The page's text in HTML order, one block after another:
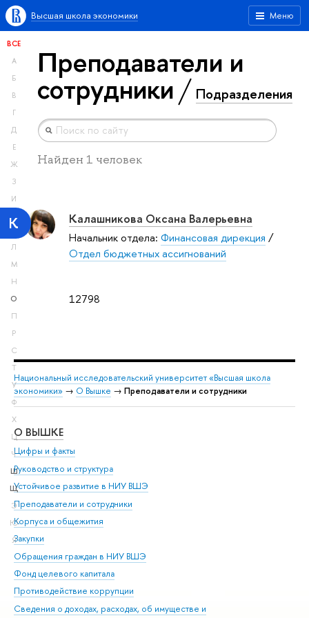
Меню
Высшая школа экономики
ВСЕ
А
Б
В
Г
Д
Е
Ж
З
И
К
Л
М
Н
О
П
Р
С
Т
У
Ф
Х
Ц
Ч
Ш
Щ
Э
Ю
Я
Преподаватели и
сотрудники Подразделения
Найден 1 человек
12798
Калашникова Оксана Валерьевна
Начальник отдела: Финансовая дирекция /
Отдел бюджетных ассигнований
Национальный исследовательский университет «Высшая школа
экономики» → О Вышке → Преподаватели и сотрудники
О ВЫШКЕ
Цифры и факты
Руководство и структура
Устойчивое развитие в НИУ ВШЭ
Преподаватели и сотрудники
Корпуса и общежития
Закупки
Обращения граждан в НИУ ВШЭ
Фонд целевого капитала
Противодействие коррупции
Сведения о доходах, расходах, об имуществе и